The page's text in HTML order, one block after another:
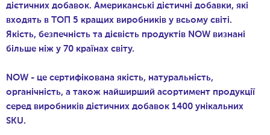
дієтичних добавок. Американські дієтичні добавки, які
входять в ТОП 5 кращих виробників у всьому світі.
Якість, безпечність та дієвість продуктів NOW визнані
більше ніж у 70 країнах світу.
NOW - це сертифікована якість, натуральність,
органічність, а також найширший асортимент продукції
серед виробників дієтичних добавок 1400 унікальних
SKU.